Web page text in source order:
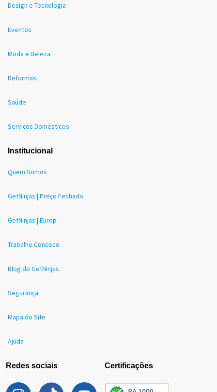
Design e Tecnologia
Eventos
Moda e Beleza
Reformas
Saúde
Serviços Domésticos
Institucional
Quem Somos
GetNinjas | Preço Fechado
GetNinjas | Europ
Trabalhe Conosco
Blog do GetNinjas
Segurança
Mapa do Site
Ajuda
Redes sociais Certificações